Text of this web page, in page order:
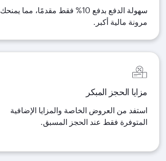
سهولة الدفع بدفع 10% فقط مقدمًا، مما يمنحك
مرونة مالية أكبر .
مزايا الحجز المبكر
استفد من العروض الخاصة والمزايا الإضافية
المتوفرة فقط عند الحجز المسبق.